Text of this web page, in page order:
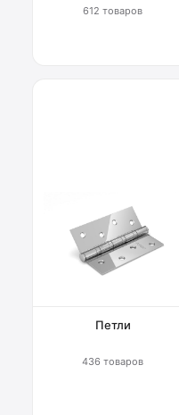
612 товаров
Петли
436 товаров